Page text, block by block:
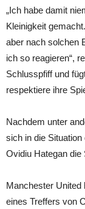
„Ich habe damit
Kleinigkeit
aber nach solchen
ich so reagieren“,
Schlusspfiff und
respektiere ihre
Nachdem unter
sich in die
Ovidiu Hategan die
Manchester United
eines Treffers von